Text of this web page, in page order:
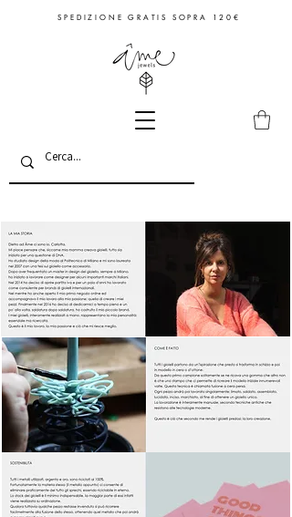
S P E D I Z I O N E G R A T I S S O P R A 1 2 0 €